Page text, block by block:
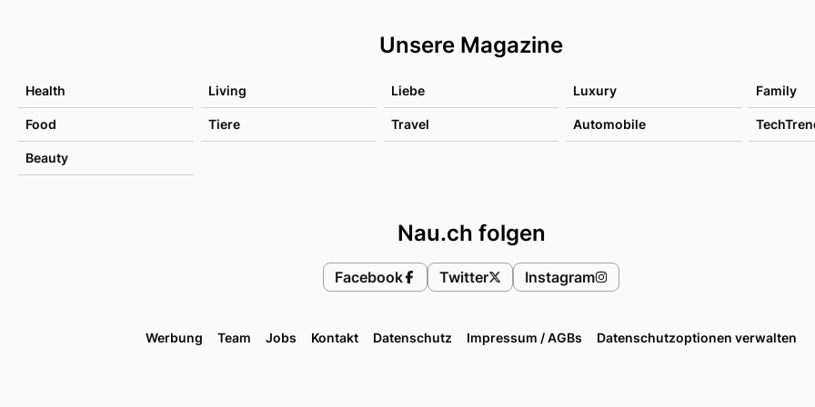
Unsere Magazine
Health Living Liebe Luxury Family
Food Tiere Travel Automobile
Beauty
Nau.ch folgen
Facebook Twitter Instagram
Werbung Team Jobs Kontakt Datenschutz Impressum / AGBs Datenschutzoptionen verwalten